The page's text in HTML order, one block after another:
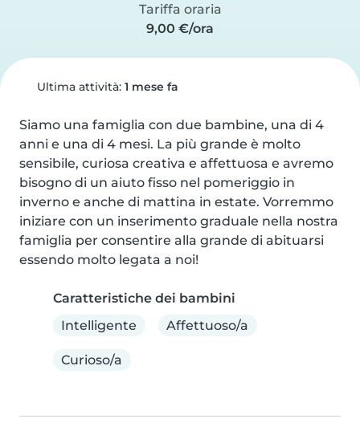
Tariffa oraria
9,00 €/ora
Ultima attività: 1 mese fa
Siamo una famiglia con due bambine, una di 4
anni e una di 4 mesi. La più grande è molto
sensibile, curiosa creativa e affettuosa e avremo
bisogno di un aiuto fisso nel pomeriggio in
inverno e anche di mattina in estate. Vorremmo
iniziare con un inserimento graduale nella nostra
famiglia per consentire alla grande di abituarsi
essendo molto legata a noi!
Caratteristiche dei bambini
Intelligente
Affettuoso/a
Curioso/a